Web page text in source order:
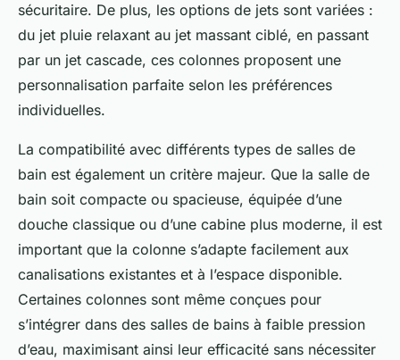
sécuritaire. De plus, les options de jets sont variées :
du jet pluie relaxant au jet massant ciblé, en passant
par un jet cascade, ces colonnes proposent une
personnalisation parfaite selon les préférences
individuelles.
La compatibilité avec différents types de salles de
bain est également un critère majeur. Que la salle de
bain soit compacte ou spacieuse, équipée d’une
douche classique ou d’une cabine plus moderne, il est
important que la colonne s’adapte facilement aux
canalisations existantes et à l’espace disponible.
Certaines colonnes sont même conçues pour
s’intégrer dans des salles de bains à faible pression
d’eau, maximisant ainsi leur efficacité sans nécessiter